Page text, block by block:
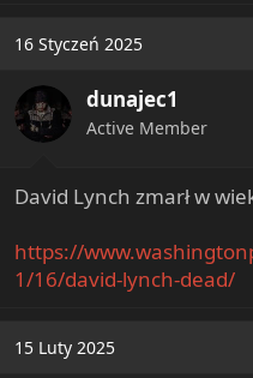
16 Styczeń 2025
dunajec1
Active Member
David Lynch zmarł w
https://
1/16/david-lynch-dead/
15 Luty 2025